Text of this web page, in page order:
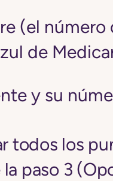
(el número
de
y su
todos los
paso 3